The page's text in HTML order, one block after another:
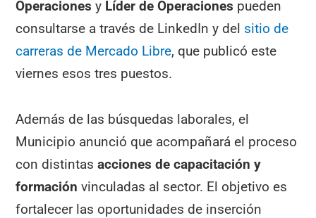
Operaciones y Líder de Operaciones pueden
consultarse a través de LinkedIn y del sitio de
carreras de Mercado Libre, que publicó este
viernes esos tres puestos.
Además de las búsquedas laborales, el
Municipio anunció que acompañará el proceso
con distintasacciones de capacitación y
formación vinculadas al sector. El objetivo es
fortalecer las oportunidades de inserción